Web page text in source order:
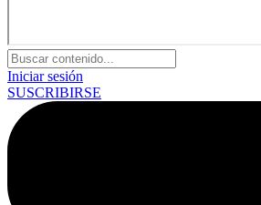
Iniciar sesión
SUSCRIBIRSE